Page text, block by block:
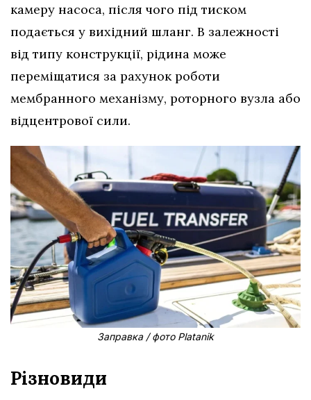
камеру насоса, після чого під тиском
подається у вихідний шланг. В залежності
від типу конструкції, рідина може
переміщатися за рахунок роботи
мембранного механізму, роторного вузла або
відцентрової сили.
Заправка / фото Platanik
Різновиди